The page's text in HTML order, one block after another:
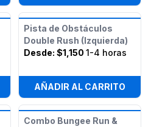
Pista de Obstáculos
Double Rush (Izquierda)
Desde: $1,150 1-4 horas
AÑADIR AL CARRITO
Combo Bungee Run &